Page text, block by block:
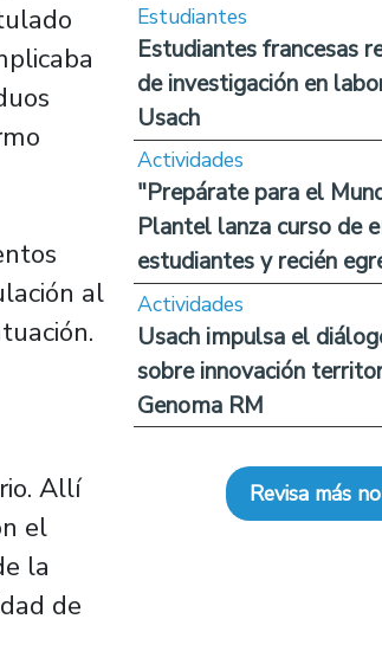
al
Allí
el
la
de
Estudiantes
Estudiantes francesas
de investigación en
Usach
Actividades
"Prepárate para el
Plantel lanza curso de
estudiantes y recién
Actividades
Usach impulsa el
sobre innovación
Genoma RM
Revisa más